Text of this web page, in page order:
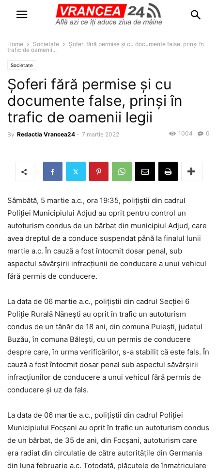
Home Societate
Șoferi fără permise și cu documente false, prinși în
trafic de oamenii...
Societate
Șoferi fără permise și cu
documente false, prinși în
trafic de oamenii legii
By Redactia Vrancea24 - 7 martie 2022 0
1004
Sâmbătă, 5 martie a.c., ora 19:35, polițiștii din cadrul
Poliției Municipiului Adjud au oprit pentru control un
autoturism condus de un bărbat din municipiul Adjud, care
avea dreptul de a conduce suspendat până la finalul lunii
martie a.c. În cauză a fost întocmit dosar penal, sub
aspectul săvârșirii infracțiunii de conducere a unui vehicul
fără permis de conducere.
La data de 06 martie a.c., polițiștii din cadrul Secției 6
Poliție Rurală Nănești au oprit în trafic un autoturism
condus de un tânăr de 18 ani, din comuna Puiești, județul
Buzău, în comuna Bălești, cu un permis de conducere
despre care, în urma verificărilor, s-a stabilit că este fals. În
cauză a fost întocmit dosar penal sub aspectul săvârșirii
infracțiunilor de conducere a unui vehicul fără permis de
conducere și uz de fals.
La data de 06 martie a.c., polițiștii din cadrul Poliției
Municipiului Focșani au oprit în trafic un autoturism condus
de un bărbat, de 35 de ani, din Focșani, autoturism care
era radiat din circulatie de către autoritățile din Germania
din luna februarie a.c. Totodată, plăcutele de înmatriculare